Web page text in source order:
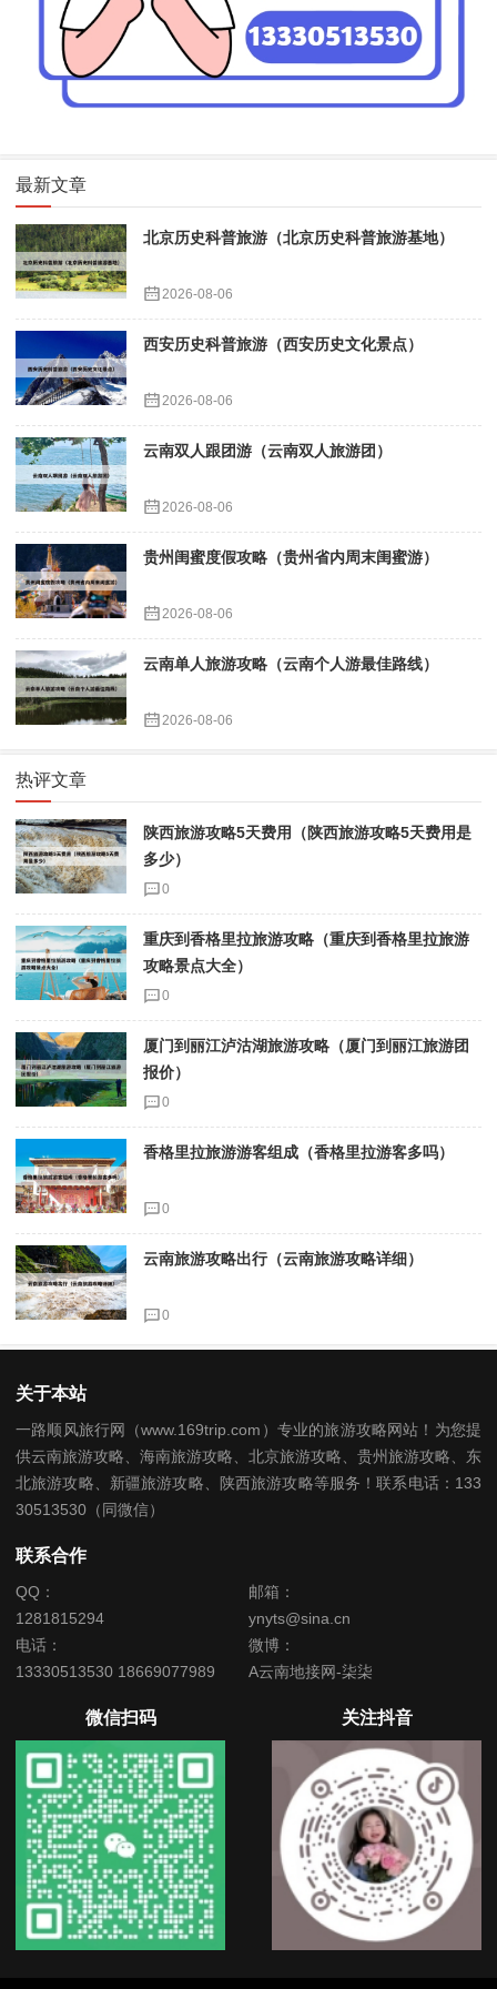
最新文章
北京历史科普旅游（北京历史科普旅游基地）
2026-08-06
西安历史科普旅游（西安历史文化景点）
2026-08-06
云南双人跟团游（云南双人旅游团）
2026-08-06
贵州闺蜜度假攻略（贵州省内周末闺蜜游）
2026-08-06
云南单人旅游攻略（云南个人游最佳路线）
2026-08-06
热评文章
陕西旅游攻略5天费用（陕西旅游攻略5天费用是
多少）
0
重庆到香格里拉旅游攻略（重庆到香格里拉旅游
攻略景点大全）
0
厦门到丽江泸沽湖旅游攻略（厦门到丽江旅游团
报价）
0
香格里拉旅游游客组成（香格里拉游客多吗）
0
云南旅游攻略出行（云南旅游攻略详细）
0
关于本站
一路顺风旅行网（www.169trip.com）专业的旅游攻略网站！为您提
供云南旅游攻略、海南旅游攻略、北京旅游攻略、贵州旅游攻略、东
北旅游攻略、新疆旅游攻略、陕西旅游攻略等服务！联系电话：133
30513530（同微信）
联系合作
QQ：
1281815294
邮箱：
ynyts@sina.cn
电话：
13330513530 18669077989
微博：
A云南地接网-柒柒
微信扫码 关注抖音